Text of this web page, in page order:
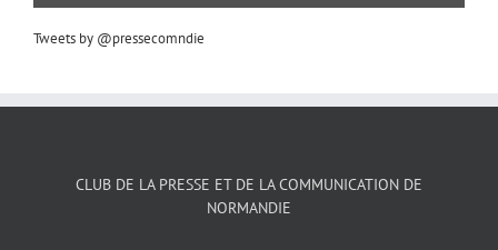
Tweets by @pressecomndie
CLUB DE LA PRESSE ET DE LA COMMUNICATION DE
NORMANDIE